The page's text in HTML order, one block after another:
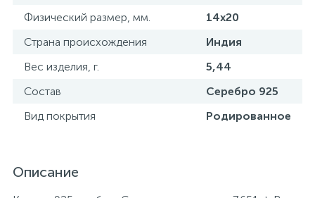
Физический размер, мм.
14х20
Страна происхождения
Индия
Вес изделия, г.
5,44
Состав
Серебро 925
Вид покрытия
Родированное
Описание